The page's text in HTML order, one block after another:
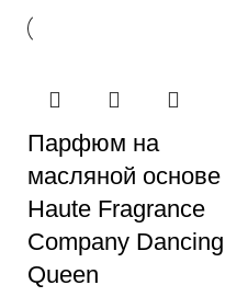
Парфюм на
масляной основе
Haute Fragrance
Company Dancing
Queen